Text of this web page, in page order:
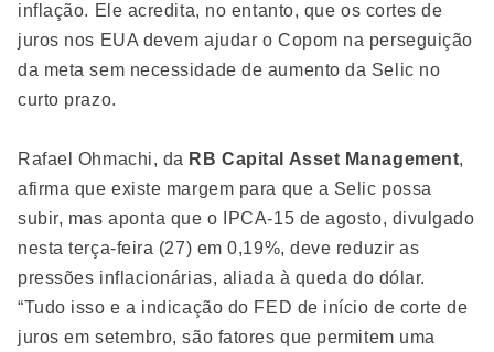
inflação. Ele acredita, no entanto, que os cortes de
juros nos EUA devem ajudar o Copom na perseguição
da meta sem necessidade de aumento da Selic no
curto prazo.
Rafael Ohmachi, da RB Capital Asset Management,
afirma que existe margem para que a Selic possa
subir, mas aponta que o IPCA-15 de agosto, divulgado
nesta terça-feira (27) em 0,19%, deve reduzir as
pressões inflacionárias, aliada à queda do dólar.
“Tudo isso e a indicação do FED de início de corte de
juros em setembro, são fatores que permitem uma